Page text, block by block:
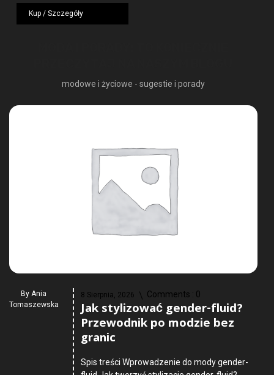
wynosiła:
Kup / Szczegóły
modowe i życiowe - sugestie i porady
By Ania
Tomaszewska
8 Sierpnia, 2026 Comments : 0
Jak stylizować gender-fluid?
Przewodnik po modzie bez
granic
Spis treści Wprowadzenie do mody gender-